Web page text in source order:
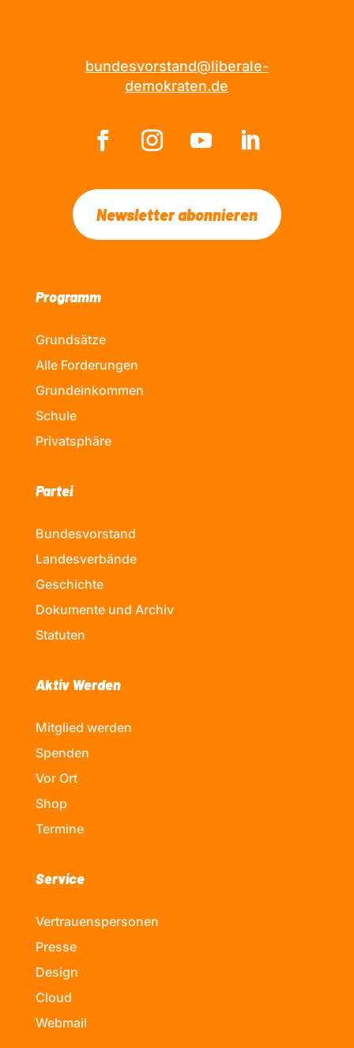
bundesvorstand@liberale-
demokraten.de
Newsletter abonnieren
Programm
Grundsätze
Alle Forderungen
Grundeinkommen
Schule
Privatsphäre
Partei
Bundesvorstand
Landesverbände
Geschichte
Dokumente und Archiv
Statuten
Aktiv Werden
Mitglied werden
Spenden
Vor Ort
Shop
Termine
Service
Vertrauenspersonen
Presse
Design
Cloud
Webmail